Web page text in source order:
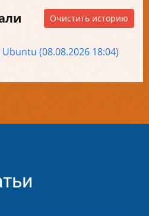
Очистить историю
(08.08.2026 18:04)